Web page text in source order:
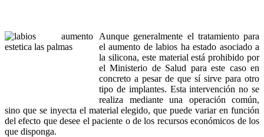
Aunque generalmente el tratamiento para
el aumento de labios ha estado asociado a
la silicona, este material está prohibido por
el Ministerio de Salud para este caso en
concreto a pesar de que sí sirve para otro
tipo de implantes. Esta intervención no se
realiza mediante una operación común,
sino que se inyecta el material elegido, que puede variar en función
del efecto que desee el paciente o de los recursos económicos de los
que disponga.